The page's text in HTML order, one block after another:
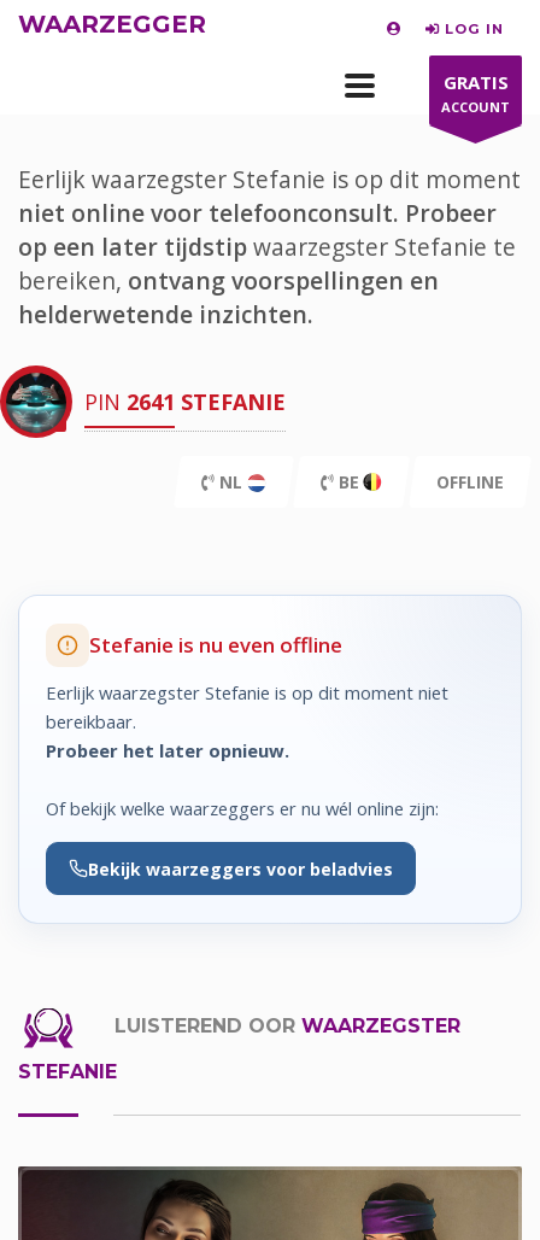
WAARZEGGER LOG IN
GRATIS
ACCOUNT
Eerlijk waarzegster Stefanie is op dit moment
niet online voor telefoonconsult. Probeer
op een later tijdstipwaarzegster Stefanie te
bereiken, ontvang voorspellingen en
helderwetende inzichten.
PIN 2641 STEFANIE
NL BE OFFLINE
Stefanie is nu even offline
Eerlijk waarzegster Stefanie is op dit moment niet
bereikbaar.
Probeer het later opnieuw.
Of bekijk welke waarzeggers er nu wél online zijn:
Bekijk waarzeggers voor beladvies
LUISTEREND OOR WAARZEGSTER
STEFANIE